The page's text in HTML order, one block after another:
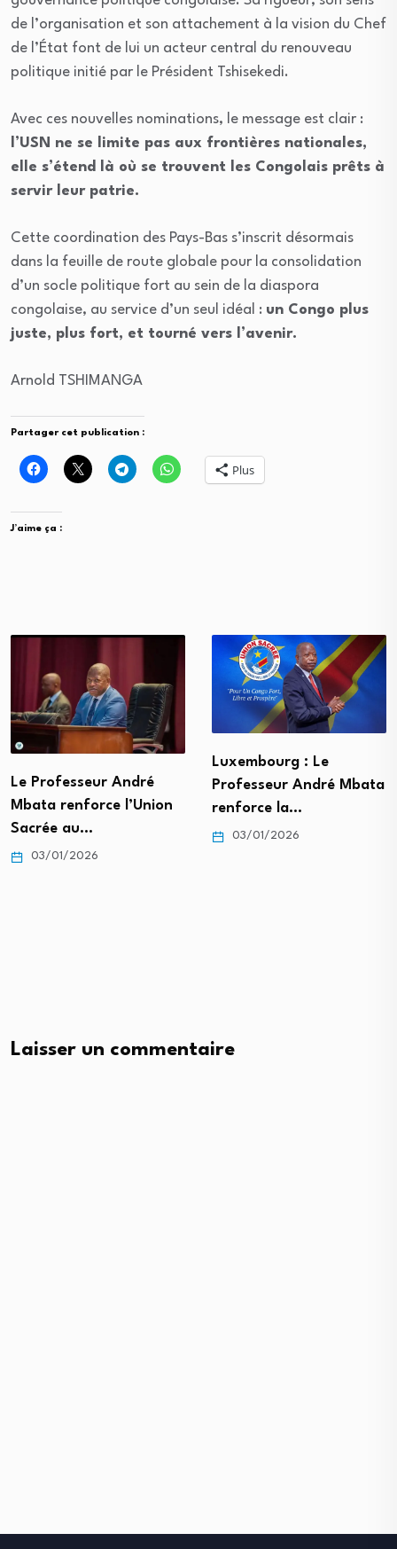
de l’organisation et son attachement à la vision du Chef
de l’État font de lui un acteur central du renouveau
politique initié par le Président Tshisekedi.
Avec ces nouvelles nominations, le message est clair :
l’USN ne se limite pas aux frontières nationales,
elle s’étend là où se trouvent les Congolais prêts à
servir leur patrie.
Cette coordination des Pays-Bas s’inscrit désormais
dans la feuille de route globale pour la consolidation
d’un socle politique fort au sein de la diaspora
congolaise, au service d’un seul idéal : un Congo plus
juste, plus fort, et tourné vers l’avenir.
Arnold TSHIMANGA
Partager cet publication :
Plus
J’aime ça :
Le Professeur André
Mbata renforce l’Union
Sacrée au…
03/01/2026
Luxembourg : Le
Professeur André Mbata
renforce la…
03/01/2026
Laisser un commentaire